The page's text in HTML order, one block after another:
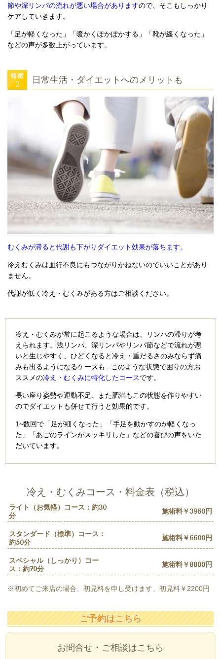
節や深リンパの流れが悪い場合がありますので、そこもしっかり
ケアしていきます。
「足が軽くなった」「暖かくぽかぽかする」「靴が緩くなった」
などの声が多数上がっています。
日常生活・ダイエットへのメリットも
むくみが滞ると代謝も下がりダイエット効果が落ちます。
冷えむくみは血行不良にもつながりかねないのでいいことがあり
ません。
代謝が低く冷え・むくみがある方はご相談ください。
冷え・むくみが常に起こるような場合は、リンパの滞りが考
えられます。浅リンパ、深リンパやリンパ節などで流れが悪
いと生じやすく、ひどくなると冷え・重だるさのみならず痛
みも出るようになるケースも...このような状態で困りの方お
ススメの冷え・むくみに特化したコースです。
長い座り姿勢や運動不足、また肥満もこの状態を作りやすい
のでダイエットも併せて行うと効果的です。
1~数回で「足が細くなった」「手足を動かすのが軽くなっ
た」「あごのラインがスッキリした」などの喜びの声をいた
だいています。
冷え・むくみコース・料金表（税込）
ライト（お気軽）コース：約30
分
施術料￥3960円
スタンダード（標準）コース：
約50分
施術料￥6600円
スペシャル（しっかり）コー
ス：約70分
施術料￥8800円
※初めてご来店の場合、初見料を申し受けます、 初見料￥2200円
ご予約はこちら
お問合せ・ご相談はこちら